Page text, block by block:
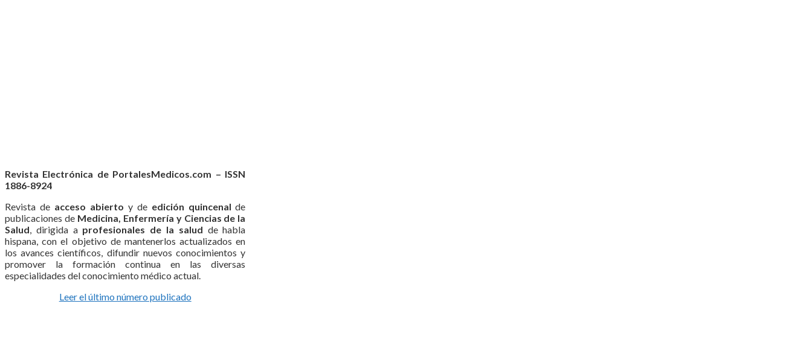
Revista Electrónica de PortalesMedicos.com – ISSN
1886-8924
Revista de acceso abierto y de edición quincenal de
publicaciones de Medicina, Enfermería y Ciencias de la
Salud, dirigida a profesionales de la salud de habla
hispana, con el objetivo de mantenerlos actualizados en
los avances científicos, difundir nuevos conocimientos y
promover la formación continua en las diversas
especialidades del conocimiento médico actual.
Leer el último número publicado